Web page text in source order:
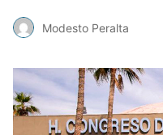
Modesto Peralta